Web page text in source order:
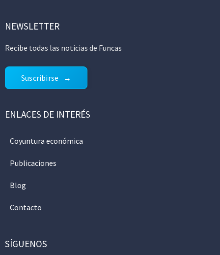
NEWSLETTER
Recibe todas las noticias de Funcas
Suscribirse
ENLACES DE INTERÉS
Coyuntura económica
Publicaciones
Blog
Contacto
SÍGUENOS